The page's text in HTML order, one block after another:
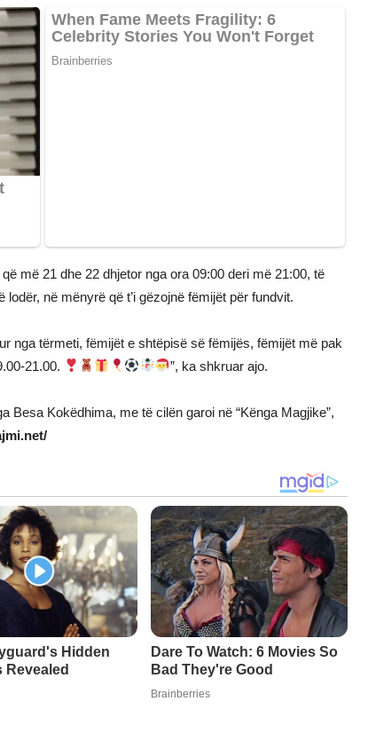
më 21 dhe 22 dhjetor nga ora 09:00 deri më 21:00, të
në mënyrë që t’i gëzojnë fëmijët për fundvit.
nga tërmeti, fëmijët e shtëpisë së fëmijës, fëmijët më pak
21.00.
”, ka shkruar ajo.
Besa Kokëdhima, me të cilën garoi në “Kënga Magjike”,